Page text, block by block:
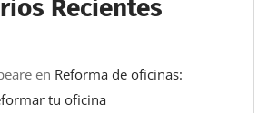
Recientes
en Reforma de oficinas:
tu oficina